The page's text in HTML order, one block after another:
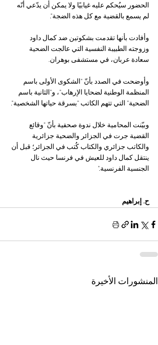
الحضور سيُحكم عليه غيابيًا ولا يمكن أن يدّعي أنّه
لم يسمع بالقضية مع كل هذه الضجة".
وأفادت بأنها تقدمت بشكوتين ضد كمال داود
وزوجته الطبيبة النفسية التي عالجت الضحية
سعادة عربان، في مستشفى بوهران.
وأوضحت في الصدد بأنّ "الشكوى الأولى باسم
المنظمة الوطنية لضحايا الإرهاب"، و"الثانية باسم
الضحية" التي تتهم الكاتب "بسرقة حياتها الشخصية".
وبيّنت المحامية خلال ندوة صحفية بأنّ "وقائع
القضية جرت في الجزائر والضحية جزائرية
والكاتب جزائري والكتاب كُتب في الجزائر؛ قبل أن
ينتقل كمال داود للعيش في فرنسا حيث نال
الجنسية الفرنسية."
ح. إبراهيم
المنشورات الأخيرة